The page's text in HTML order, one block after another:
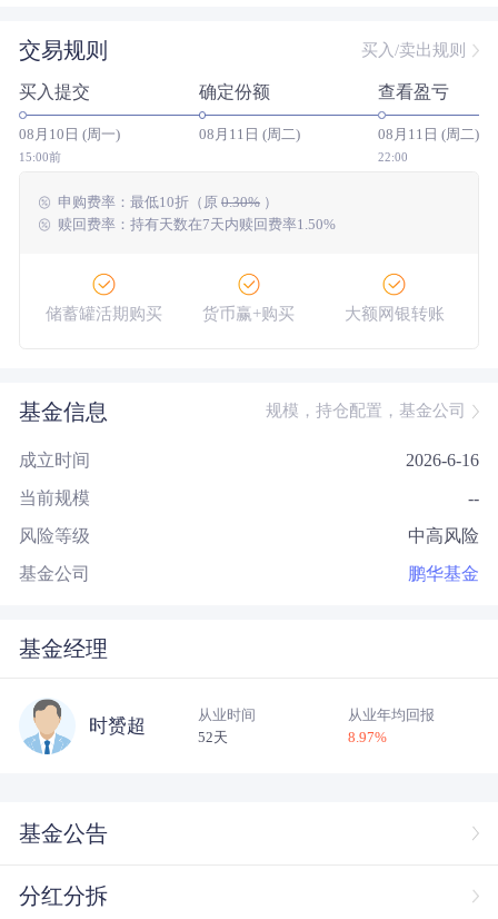
近三年 --/--
近五年 -- 0.00% --/--
今年以来
成立以来 -2.31 %
交易规则 买入/卖出规则
买入提交
08月10日 (周一)
15:00前
确定份额
08月11日 (周二)
查看盈亏
08月11日 (周二)
22:00
申购费率： 最低10折（原 0.30%）
赎回费率：持有天数在7天内赎回费率1.50%
储蓄罐活期购买 货币赢+购买 大额网银转账
基金信息 规模，持仓配置，基金公司
成立时间 2026-6-16
当前规模 --
风险等级 中高风险
基金公司 鹏华基金
基金经理
时赟超
从业时间
52天
从业年均回报
8.97%
基金公告
分红分拆